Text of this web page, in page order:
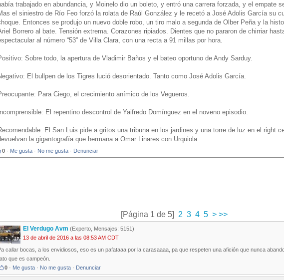
trabajado en abundancia, y Moinelo dio un boleto, y entró una carrera forzada, y el empate
el siniestro de Río Feo forzó la rolata de Raúl González y le recetó a José Adolis García su
Entonces se produjo un nuevo doble robo, un tiro malo a segunda de Olber Peña y la
Borrero al bate. Tensión extrema. Corazones ripiados. Dientes que no pararon de chirriar
al número “53” de Villa Clara, con una recta a 91 millas por hora.
Sobre todo, la apertura de Vladimir Baños y el bateo oportuno de Andy Sarduy.
El bullpen de los Tigres lució desorientado. Tanto como José Adolis García.
Para Ciego, el crecimiento anímico de los Vegueros.
Incomprensible: El repentino descontrol de Yaifredo Domínguez en el noveno episodio.
El San Luis pide a gritos una tribuna en los jardines y una torre de luz en el right
la gigantografía que hermana a Omar Linares con Urquiola.
0 · Me gusta · No me gusta · Denunciar
[Página 1 de 5] 2 3 4 5 > >>
El Verdugo Avm (Experto, Mensajes: 5151)
13 de abril de 2016 a las 08:53 AM CDT
callar bocas, a los envidiosos, eso es un pafataaa por la carasaaaa, pa que respeten una afición que nunca
que es campeón.
0 · Me gusta · No me gusta · Denunciar